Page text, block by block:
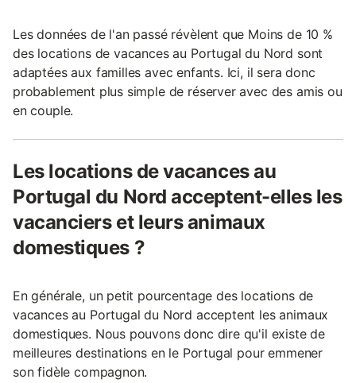
Les données de l'an passé révèlent que Moins de 10 %
des locations de vacances au Portugal du Nord sont
adaptées aux familles avec enfants. Ici, il sera donc
probablement plus simple de réserver avec des amis ou
en couple.
Les locations de vacances au
Portugal du Nord acceptent-elles les
vacanciers et leurs animaux
domestiques ?
En générale, un petit pourcentage des locations de
vacances au Portugal du Nord acceptent les animaux
domestiques. Nous pouvons donc dire qu'il existe de
meilleures destinations en le Portugal pour emmener
son fidèle compagnon.